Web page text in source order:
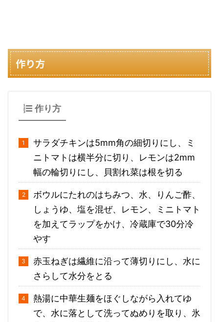
作り方
作り方
サラダチキンは5mm角の細切りにし、ミ
ニトマトは横半分に切り、レモンは2mm
幅の輪切りにし、貝割れ菜は根を切る
ボウルにたれのはちみつ、水、りんご酢、
しょうゆ、塩を混ぜ、レモン、ミニトマト
を加えてラップをかけ、冷蔵庫で30分冷
やす
赤玉ねぎは繊維に沿って薄切りにし、水に
さらして水分をとる
熱湯に中華生麺をほぐしながら入れてゆ
で、水に落として洗ってぬめりを取り、氷